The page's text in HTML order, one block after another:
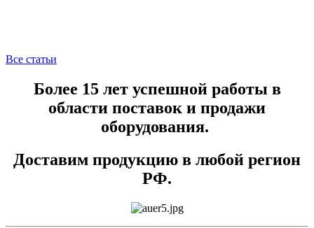
Все статьи
Более 15 лет успешной работы в
области поставок и продажи
оборудования.
Доставим продукцию в любой регион
РФ.